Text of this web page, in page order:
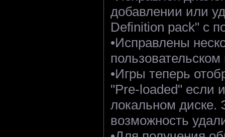
добавлении или
Definition pack" с
•Исправлены
•Игры теперь
"Pre-loaded" если
локальном диске.
возможность